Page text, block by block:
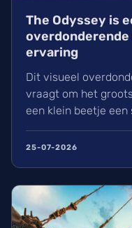
The Odyssey is
overdonderende
ervaring
Dit visueel
vraagt om het
een klein beetje
flashbacks en
film in een
25-07-2026